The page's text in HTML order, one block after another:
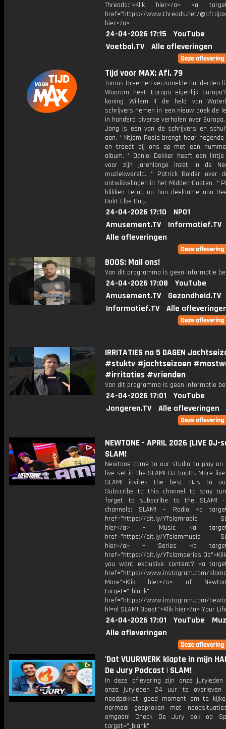
Threads:">Klik hier</a> <a
href="https://www.threads.net/
hier</a>
24-04-2026 17:15
YouTube
Voetbal.TV
Alle afleveringen
Tijd voor MAX: Afl. 79
Tomas Breemen verzamelde honderden
Waarom heet Europa eigenlijk
koning Willem II de held van
schrijvers nemen in een nieuw boek de
in honderd diverse verhalen over
Jong is een van de schrijvers en
aan. * Ntjam Rosie brengt haar
en treedt bij ons op met een
album. * Daniel Dekker heeft een lintje
voor zijn jarenlange inzet in de
muziekwereld. * Patrick Bolder over
ontwikkelingen in het Midden-Oosten. *
blikken terug op hun deelname aan
Bakt Elke Dag.
24-04-2026 17:10
NPO1
Amusement.TV
Informatief.TV
Alle afleveringen
BOOS: Mail ons!
Van dit programma is geen informatie
24-04-2026 17:08
YouTube
Amusement.TV
Gezondheid.TV
Informatief.TV
Alle
IRRITATIES na 5 DAGEN
#stuktv #jachtseizoen
#irritaties #vrienden
Van dit programma is geen informatie
24-04-2026 17:01
YouTube
Jongeren.TV
Alle afleveringen
NEWTONE - APRIL 2026 (LIVE DJ-
SLAM!
Newtone came to our studio to play an
live set in the SLAM! DJ booth. More
SLAM! invites the best DJs to
Subscribe to this channel to stay
forget to subscribe to the SLAM! -
channels: SLAM! – Radio <a
href="https://bit.ly/YTslamradio
hier</a> – Music <a
href="https://bit.ly/YTslammusic
hier</a> – Series <a
href="https://bit.ly/YTslamseries
you want exclusive content? <a
href="https://www.instagram.com/
More">Klik hier</a> of
target="_blank"
href="https://www.instagram.com/
hl=nl SLAM! Boost">Klik hier</a> Your
24-04-2026 17:01 YouTube
Alle afleveringen
'Dat VUURWERK klapte in mijn
De Jury Podcast | SLAM!
In deze aflevering zijn onze juryleden
onze juryleden 24 uur te overleven
noodpakket, goed moment om te
normaal gesproken met
omgaan! Check De Jury ook op
target="_blank"